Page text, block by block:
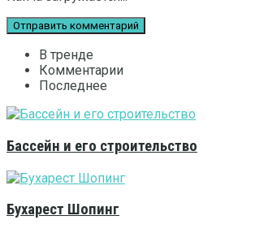
В тренде
Комментарии
Последнее
Бассейн и его строительство
Бухарест Шопинг